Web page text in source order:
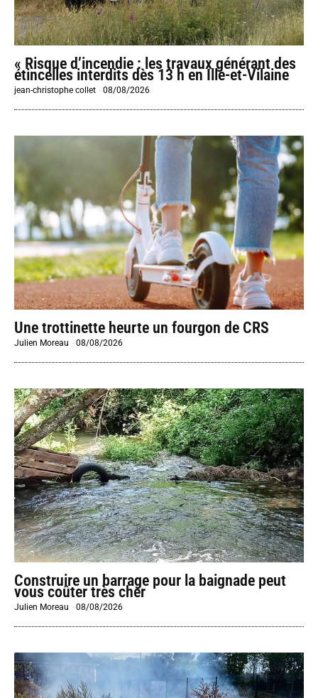
« Risque d’incendie : les travaux générant des
étincelles interdits dès 13 h en Ille-et-Vilaine
jean-christophe collet -08/08/2026
Une trottinette heurte un fourgon de CRS
Julien Moreau -08/08/2026
Construire un barrage pour la baignade peut
vous coûter très cher
Julien Moreau -08/08/2026